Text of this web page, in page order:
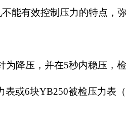
能有效控制压力的特点，
为降压，并在5秒内稳压，
或6块YB250被检压力表